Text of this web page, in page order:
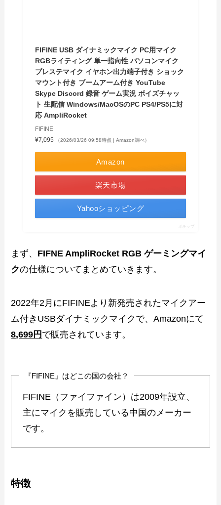
FIFINE USB ダイナミックマイク PC用マイク
RGBライティング 単一指向性 パソコンマイク
プレステマイク イヤホン出力端子付き ショック
マウント付き ブームアーム付き YouTube
Skype Discord 録音 ゲーム実況 ボイズチャッ
ト 生配信 Windows/MacOSのPC PS4/PS5に対
応 AmpliRocket
FIFINE
¥7,095
（2026/03/26 09:58時点 | Amazon調べ）
Amazon
楽天市場
Yahooショッピング
ポチップ
まず、 FIFNE AmpliRocket RGB ゲーミングマイ
クの仕様についてまとめていきます。
2022年2月にFIFINEより新発売されたマイクアー
ム付きUSBダイナミックマイクで、Amazonにて
8,699円 で販売されています。
『FIFINE』はどこの国の会社？
FIFINE（ファイファイン）は2009年設立、
主にマイクを販売している中国のメーカー
です。
特徴